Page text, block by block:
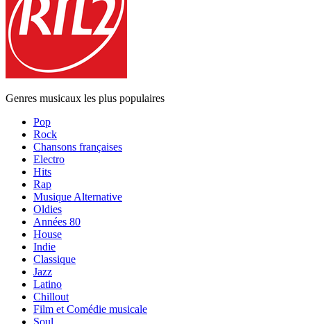
Genres musicaux les plus populaires
Pop
Rock
Chansons françaises
Electro
Hits
Rap
Musique Alternative
Oldies
Années 80
House
Indie
Classique
Jazz
Latino
Chillout
Film et Comédie musicale